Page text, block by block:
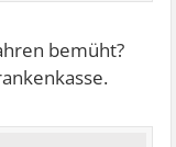
bemüht?